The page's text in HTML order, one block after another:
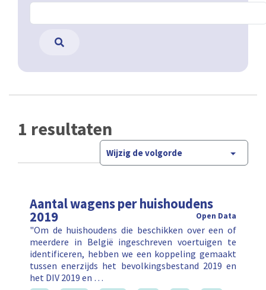
1 resultaten
Wijzig de volgorde
Aantal wagens per huishoudens
2019 Open Data
"Om de huishoudens die beschikken over een of
meerdere in België ingeschreven voertuigen te
identificeren, hebben we een koppeling gemaakt
tussen enerzijds het bevolkingsbestand 2019 en
het DIV 2019 en …